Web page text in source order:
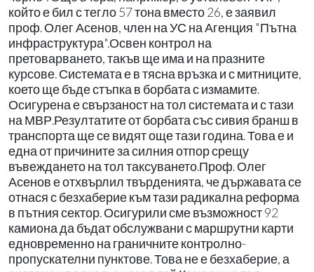
който е бил с тегло 57 тона вместо 26, е заявил
проф. Олег Асенов, член на УС на Агенция "Пътна
инфраструктура".Освен контрол на
претоварването, такъв ще има и на празните
курсове. Системата е в тясна връзка и с митниците,
което ще бъде стъпка в борбата с измамите.
Осигурена е свързаност на тол системата и с тази
на МВР.Резултатите от борбата със сивия бранш в
транспорта ще се видят още тази година. Това е и
една от причините за силния отпор срещу
въвеждането на тол таксуването.Проф. Олег
Асенов е отхвърлил твърденията, че държавата се
отнася с безхаберие към тази радикална реформа
в пътния сектор. Осигурили сме възможност 92
камиона да бъдат обслужвани с маршрутни карти
едновременно на граничните контролно-
пропускателни пунктове. Това не е безхаберие, а